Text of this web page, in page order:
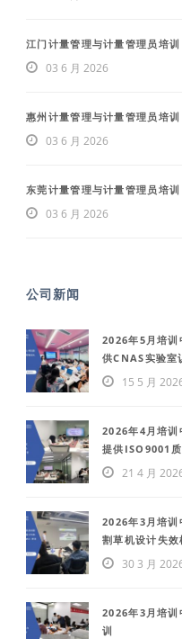
江门计量管理与计量管理员培
03 6 月 2026
惠州计量管理与计量管理员培
03 6 月 2026
东莞计量管理与计量管理员培
03 6 月 2026
公司新闻
2026年5月培训
供CNAS实验室
15 5 月
2026年4月培训
提供ISO9001
21 4 月
2026年3月培训
割草机设计失
30 3 月
2026年3月培训
训